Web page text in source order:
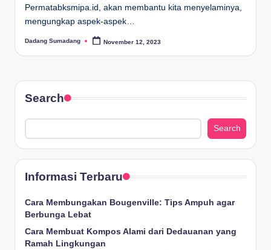
Permatabksmipa.id, akan membantu kita menyelaminya,
mengungkap aspek-aspek…
Posted
Dadang Sumadang November 12, 2023
Search
Search
Informasi Terbaru
Cara Membungakan Bougenville: Tips Ampuh agar
Berbunga Lebat
Cara Membuat Kompos Alami dari Dedauanan yang
Ramah Lingkungan